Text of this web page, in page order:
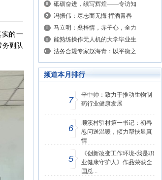
的一
务副队
砥砺奋进，续写辉煌——专访知
冯振伟：尽志而无悔 挥洒青春
马立明：桑梓情，赤子心，全力
能熟练操作无人机的大学毕业生
法务合规专家赵海青：以平衡之
频道本月排行
7
辛中帅：致力于推动生物制
药行业健康发展
6
顺溪村驻村第一书记：初春
慰问送温暖，倾力帮扶显真
情
5
《创新改变工作环境-我是职
业健康守护人》作品荣获全
国总...